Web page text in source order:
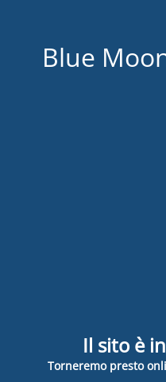
Blue
Il sito è
Torneremo presto